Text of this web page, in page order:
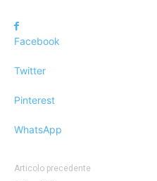
Facebook
Twitter
Pinterest
WhatsApp
Articolo precedente